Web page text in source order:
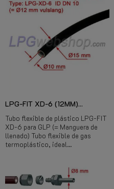
LPG-FIT XD-6 (12MM)...
Tubo flexible de plástico LPG-FIT
XD-6 para GLP (= Manguera de
llenado) Tubo flexible de gas
termoplástico, ideal...